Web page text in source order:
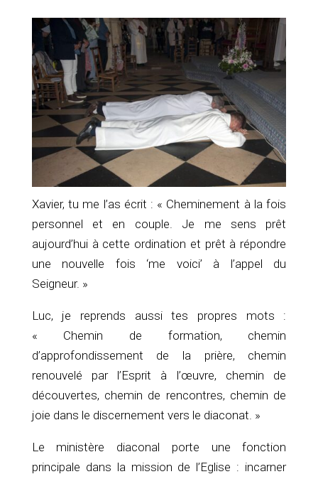
Xavier, tu me l’as écrit : « Cheminement à la fois
personnel et en couple. Je me sens prêt
aujourd’hui à cette ordination et prêt à répondre
une nouvelle fois ‘me voici’ à l’appel du
Seigneur. »
Luc, je reprends aussi tes propres mots :
« Chemin de formation, chemin
d’approfondissement de la prière, chemin
renouvelé par l’Esprit à l’œuvre, chemin de
découvertes, chemin de rencontres, chemin de
joie dans le discernement vers le diaconat. »
Le ministère diaconal porte une fonction
principale dans la mission de l’Eglise : incarner